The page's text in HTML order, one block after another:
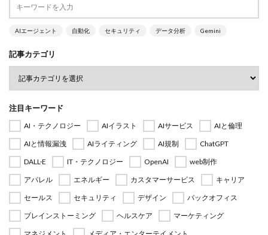
AIエージェント 自動化 セキュリティ データ分析 Gemini
記事カテゴリ
注目キーワード
AI・テクノロジー AIイラスト AIサービス
AIと倫理
AIと情報漏洩
AIライティング AI規制
ChatGPT
DALL·E
IT・テクノロジー OpenAI
web制作
アパレル
エネルギー カスタマーサービス
キャリア
セールス
セキュリティ デザイン
バックオフィス
ブレインストーミング
ヘルスケア
マーケティング